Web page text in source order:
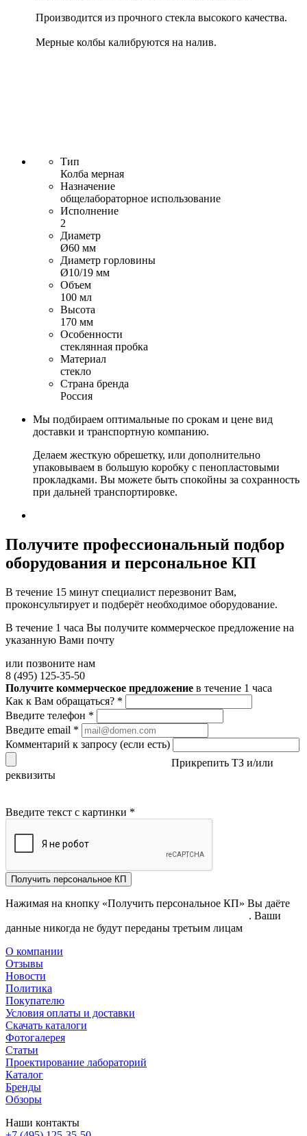
Производится из прочного стекла высокого качества.
Мерные колбы калибруются на налив.
Тип
Колба мерная
Назначение
общелабораторное использование
Исполнение
2
Диаметр
Ø60 мм
Диаметр горловины
Ø10/19 мм
Объем
100 мл
Высота
170 мм
Особенности
стеклянная пробка
Материал
стекло
Страна бренда
Россия
Мы подбираем оптимальные по срокам и цене вид
доставки и транспортную компанию.
Делаем жесткую обрешетку, или дополнительно
упаковываем в большую коробку с пенопластовыми
прокладками. Вы можете быть спокойны за сохранность
при дальней транспортировке.
Получите профессиональный подбор
оборудования и персональное КП
В течение 15 минут специалист перезвонит Вам,
проконсультирует и подберёт необходимое оборудование.
В течение 1 часа Вы получите коммерческое предложение на
указанную Вами почту
или позвоните нам
8 (495) 125-35-50
Получите коммерческое предложение в течение 1 часа
Как к Вам обращаться? *
Введите телефон *
Введите email *
Комментарий к запросу (если есть)
Прикрепить ТЗ и/или
реквизиты
Введите текст с картинки *
Получить персональное КП
Нажимая на кнопку «Получить персональное КП» Вы даёте
. Ваши
данные никогда не будут переданы третьим лицам
О компании
Отзывы
Новости
Политика
Покупателю
Условия оплаты и доставки
Скачать каталоги
Фотогалерея
Статьи
Проектирование лабораторий
Каталог
Бренды
Обзоры
Наши контакты